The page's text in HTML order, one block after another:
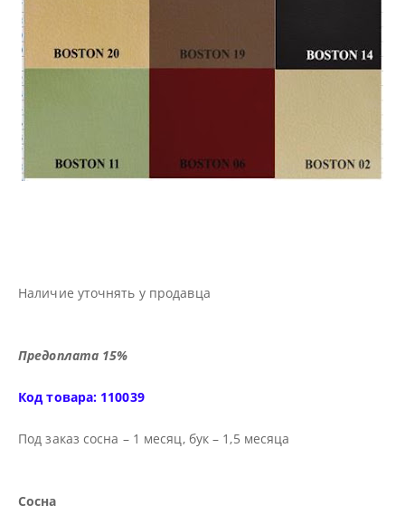
Наличие уточнять у продавца
Предоплата 15%
Код товара: 110039
Под заказ сосна – 1 месяц, бук – 1,5 месяца
Сосна